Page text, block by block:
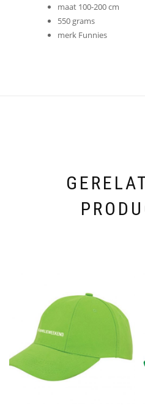
maat 100-200 cm
550 grams
merk Funnies